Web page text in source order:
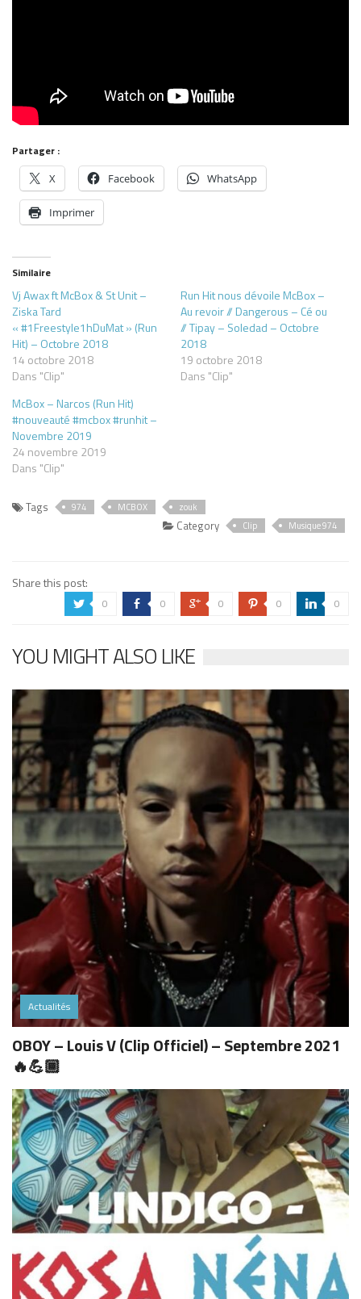
Partager :
X Facebook WhatsApp
Imprimer
Similaire
Vj Awax ft McBox & St Unit –
Ziska Tard
« #1Freestyle1hDuMat » (Run
Hit) – Octobre 2018
14 octobre 2018
Dans "Clip"
Run Hit nous dévoile McBox –
Au revoir // Dangerous – Cé ou
// Tipay – Soledad – Octobre
2018
19 octobre 2018
Dans "Clip"
McBox – Narcos (Run Hit)
#nouveauté #mcbox #runhit –
Novembre 2019
24 novembre 2019
Dans "Clip"
Tags 974 MCBOX zouk
Category Clip Musique 974
Share this post:
a 0 b 0 c 0 d 0 j 0
YOU MIGHT ALSO LIKE
Actualités
OBOY – Louis V (Clip Officiel) – Septembre 2021
🔥💪🏾